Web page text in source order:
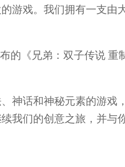
游戏。我们拥有一支由
布的《兄弟：双子传说
神话和神秘元素的游
我们的创意之旅，并与